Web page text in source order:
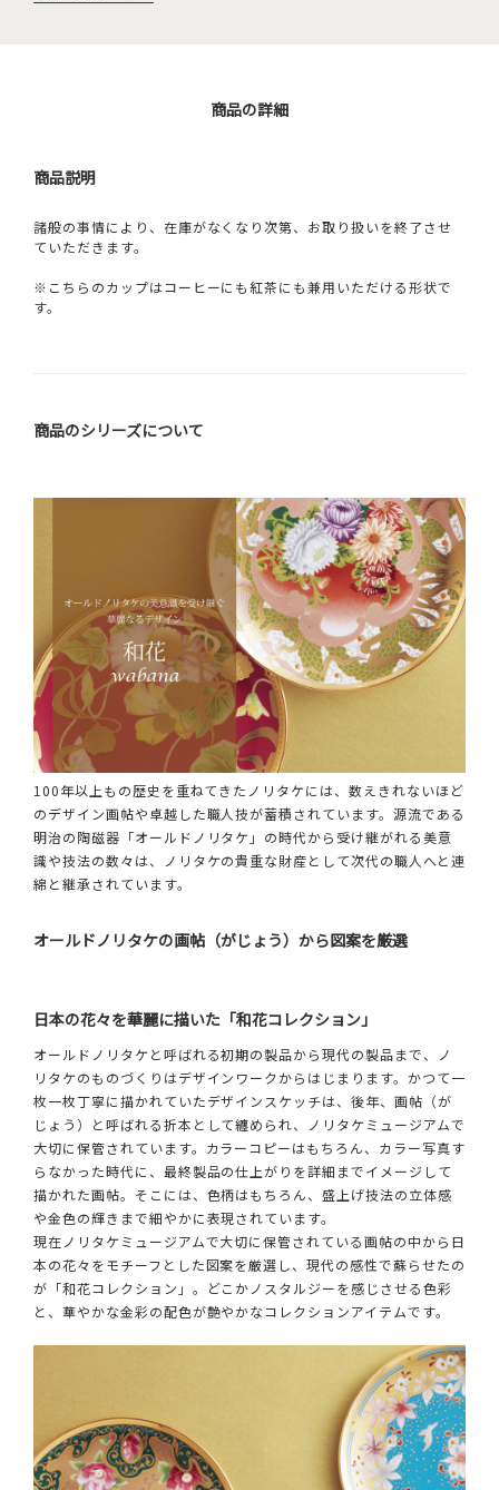
商品の詳細
商品説明
諸般の事情により、在庫がなくなり次第、お取り扱いを終了させ
ていただきます。
※こちらのカップはコーヒーにも紅茶にも兼用いただける形状で
す。
商品のシリーズについて
100年以上もの歴史を重ねてきたノリタケには、数えきれないほど
のデザイン画帖や卓越した職人技が蓄積されています。源流である
明治の陶磁器「オールドノリタケ」の時代から受け継がれる美意
識や技法の数々は、ノリタケの貴重な財産として次代の職人へと連
綿と継承されています。
オールドノリタケの画帖（がじょう）から図案を厳選
日本の花々を華麗に描いた「和花コレクション」
オールドノリタケと呼ばれる初期の製品から現代の製品まで、ノ
リタケのものづくりはデザインワークからはじまります。かつて一
枚一枚丁寧に描かれていたデザインスケッチは、後年、画帖（が
じょう）と呼ばれる折本として纏められ、ノリタケミュージアムで
大切に保管されています。カラーコピーはもちろん、カラー写真す
らなかった時代に、最終製品の仕上がりを詳細までイメージして
描かれた画帖。そこには、色柄はもちろん、盛上げ技法の立体感
や金色の輝きまで細やかに表現されています。
現在ノリタケミュージアムで大切に保管されている画帖の中から日
本の花々をモチーフとした図案を厳選し、現代の感性で蘇らせたの
が「和花コレクション」。どこかノスタルジーを感じさせる色彩
と、華やかな金彩の配色が艶やかなコレクションアイテムです。